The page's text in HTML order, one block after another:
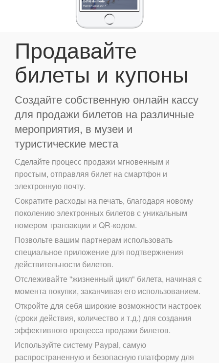
Продавайте
билеты и купоны
Создайте собственную онлайн кассу
для продажи билетов на различные
мероприятия, в музеи и
туристические места
Сделайте процесс продажи мгновенным и
простым, отправляя билет на смартфон и
электронную почту.
Сократите расходы на печать, благодаря новому
поколению электронных билетов с уникальным
номером транзакции и QR-кодом.
Позвольте вашим партнерам использовать
специальное приложение для подтвержнения
действительности билетов.
Отслеживайте "жизненный цикл" билета, начиная с
момента покупки, заканчивая его использованием.
Откройте для себя широкие возможности настроек
(сроки действия, количество и т.д.) для создания
эффективного процесса продажи билетов.
Используйте систему Paypal, самую
распространенную и безопасную платформу для